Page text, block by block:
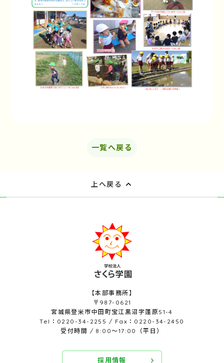
一覧へ戻る
上へ戻る
【本部事務所】
〒987-0621
宮城県登米市中田町宝江黒沼字蓬原51-4
Tel：0220-34-2255 / Fax：0220-34-2450
受付時間 / 8:00～17:00（平日）
採用情報